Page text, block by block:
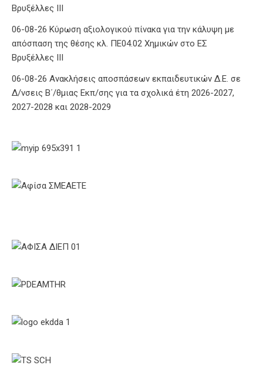
Βρυξέλλες ΙΙΙ
06-08-26 Κύρωση αξιολογικού πίνακα για την κάλυψη με
απόσπαση της θέσης κλ. ΠΕ04.02 Χημικών στο ΕΣ
Βρυξέλλες ΙΙΙ
06-08-26 Ανακλήσεις αποσπάσεων εκπαιδευτικών Δ.Ε. σε
Δ/νσεις Β΄/θμιας Εκπ/σης για τα σχολικά έτη 2026-2027,
2027-2028 και 2028-2029